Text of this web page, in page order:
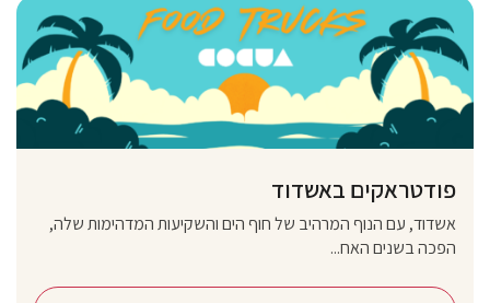
פודטראקים באשדוד
אשדוד, עם הנוף המרהיב של חוף הים והשקיעות המדהימות שלה,
הפכה בשנים האח...